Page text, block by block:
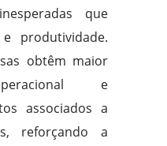
que
produtividade.
obtêm maior
e
associados a
reforçando a